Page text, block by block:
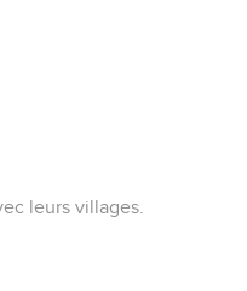
leurs villages.